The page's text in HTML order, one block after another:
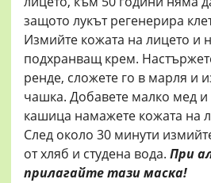
защото лукът регенерира
Измийте кожата на лицето и
подхранващ крем.
ренде, сложете го в марля и
чашка. Добавете малко мед и
кашица намажете кожата на
След около 30 минути
от хляб и студена вода. При
прилагайте тази маска!